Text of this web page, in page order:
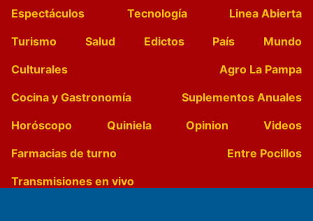
Espectáculos
Tecnología
Linea Abierta
Turismo
Salud Edictos País
Mundo
Culturales
Agro La Pampa
Cocina y Gastronomía
Suplementos Anuales
Horóscopo
Quiniela Opinion
Videos
Farmacias de turno
Entre Pocillos
Transmisiones en vivo